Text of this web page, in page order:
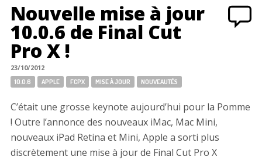
Nouvelle mise à jour
10.0.6 de Final Cut
Pro X !
23/10/2012
Tags:
10.0.6 APPLE FCPX MISE À JOUR NOUVEAUTÉS
C’était une grosse keynote aujourd’hui pour la Pomme
! Outre l’annonce des nouveaux iMac, Mac Mini,
nouveaux iPad Retina et Mini, Apple a sorti plus
discrètement une mise à jour de Final Cut Pro X